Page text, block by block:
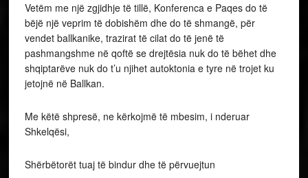
Vetëm me një zgjidhje të tillë, Konferenca e Paqes do të
bëjë një veprim të dobishëm dhe do të shmangë, për
vendet ballkanike, trazirat të cilat do të jenë të
pashmangshme në qoftë se drejtësia nuk do të bëhet dhe
shqiptarëve nuk do t’u njihet autoktonia e tyre në trojet ku
jetojnë në Ballkan.
Me këtë shpresë, ne kërkojmë të mbesim, i nderuar
Shkelqësi,
Shërbëtorët tuaj të bindur dhe të përvuejtun